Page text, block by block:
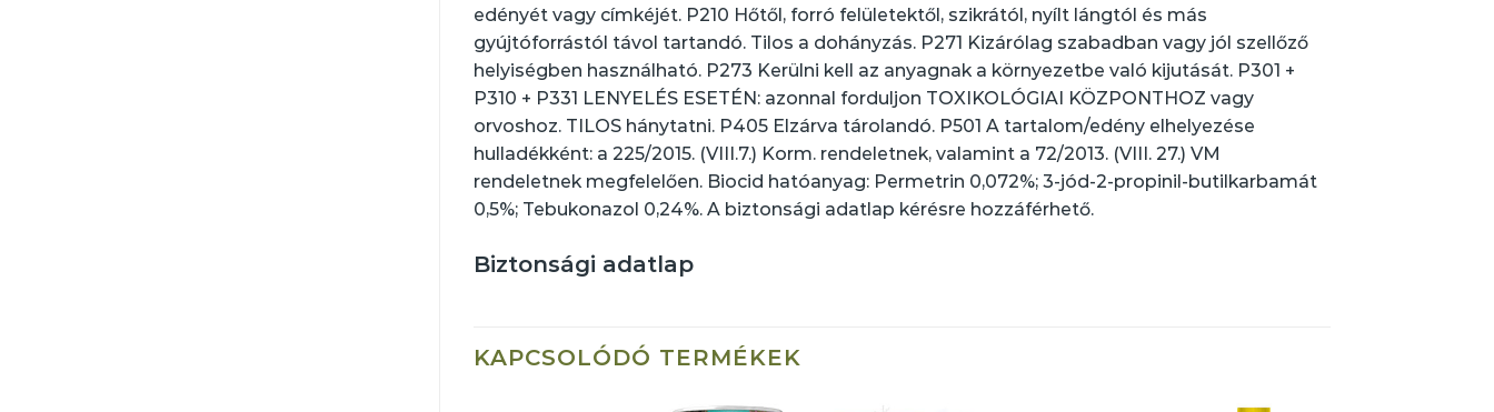
edényét vagy címkéjét. P210 Hőtől, forró felületektől, szikrától, nyílt lángtól és más
gyújtóforrástól távol tartandó. Tilos a dohányzás. P271 Kizárólag szabadban vagy jól szellőző
helyiségben használható. P273 Kerülni kell az anyagnak a környezetbe való kijutását. P301 +
P310 + P331 LENYELÉS ESETÉN: azonnal forduljon TOXIKOLÓGIAI KÖZPONTHOZ vagy
orvoshoz. TILOS hánytatni. P405 Elzárva tárolandó. P501 A tartalom/edény elhelyezése
hulladékként: a 225/2015. (VIII.7.) Korm. rendeletnek, valamint a 72/2013. (VIII. 27.) VM
rendeletnek megfelelően. Biocid hatóanyag: Permetrin 0,072%; 3-jód-2-propinil-butilkarbamát
0,5%; Tebukonazol 0,24%. A biztonsági adatlap kérésre hozzáférhető.
Biztonsági adatlap
KAPCSOLÓDÓ TERMÉKEK